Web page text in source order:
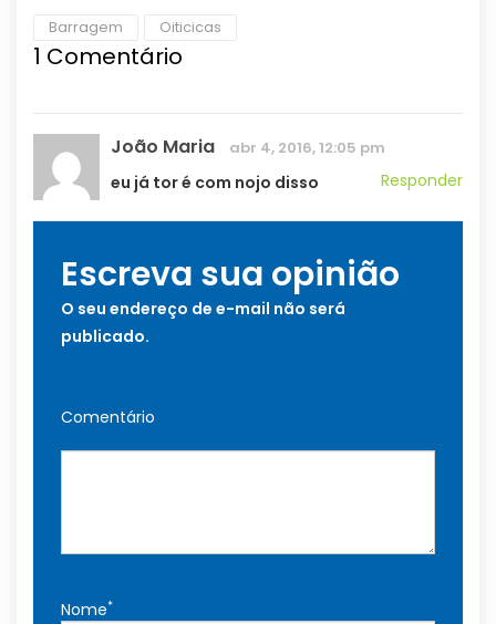
Barragem Oiticicas
1 Comentário
João Maria abr 4, 2016, 12:05 pm
Responder
eu já tor é com nojo disso
Escreva sua opinião
O seu endereço de e-mail não será
publicado.
Comentário
Nome*